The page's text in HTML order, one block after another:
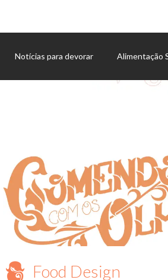
Notícias para devorar Alimentação
Food Design